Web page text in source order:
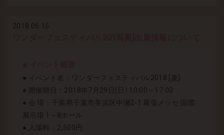
2018.06.15
● イベント名：ワンダーフェスティバル2018 [夏]
● 開催期日：2018年7月29日(日) 10:00～17:00
● 会 場：千葉県千葉市美浜区中瀬2-1 幕張メッセ 国際
展示場 1～8ホール
● 入場料：2,500円